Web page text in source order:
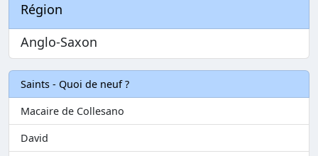
Région
Anglo-Saxon
Saints - Quoi de neuf ?
Macaire de Collesano
David